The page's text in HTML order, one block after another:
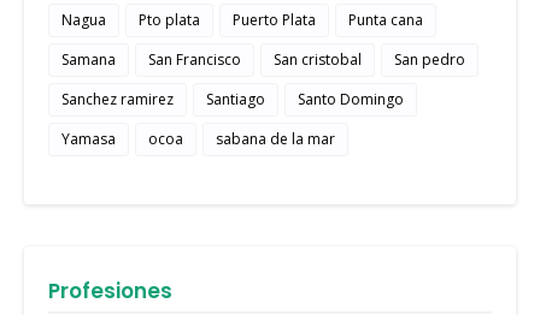
Nagua
Pto plata Puerto Plata
Punta cana
Samana
San Francisco San cristobal
San pedro
Sanchez ramirez
Santiago
Santo Domingo
Yamasa
ocoa sabana de la mar
Profesiones